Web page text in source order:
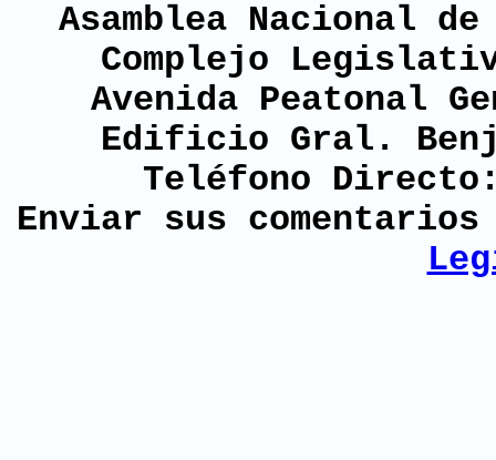
Asamblea Nacional
Complejo
Avenida Peatonal
Edificio Gral.
Teléfono
Enviar sus